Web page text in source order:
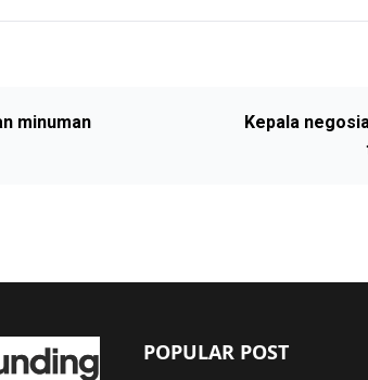
minuman
Kepala
POPULAR POST